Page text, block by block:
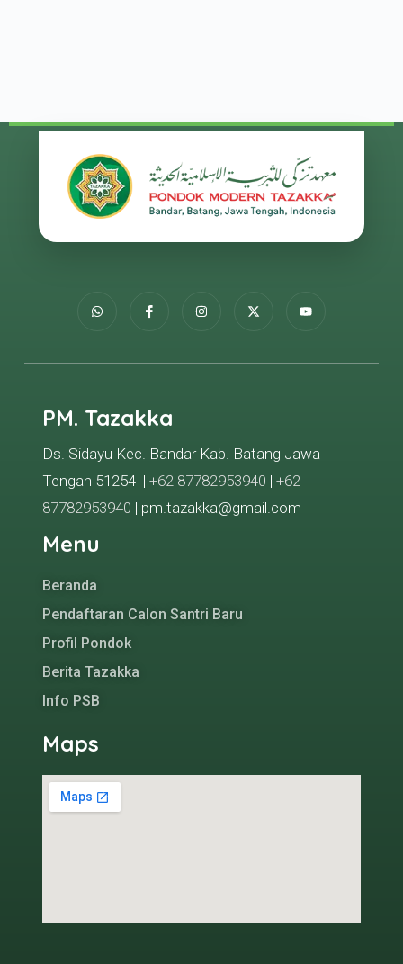
PM. Tazakka
Ds. Sidayu Kec. Bandar Kab. Batang Jawa
Tengah 51254 | +62 87782953940 | +62
87782953940 | pm.tazakka@gmail.com
Menu
Beranda
Pendaftaran Calon Santri Baru
Profil Pondok
Berita Tazakka
Info PSB
Maps